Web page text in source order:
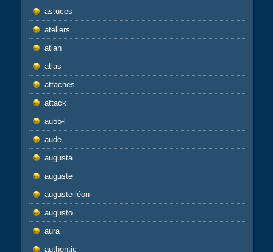
astuces
ateliers
atlan
atlas
attaches
attack
au55-l
aude
augusta
auguste
auguste-léon
augusto
aura
authentic